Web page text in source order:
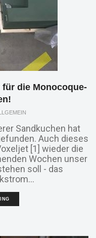
die Monocoque-
Sandkuchen hat
Auch dieses
[1] wieder die
Wochen unser
soll - das